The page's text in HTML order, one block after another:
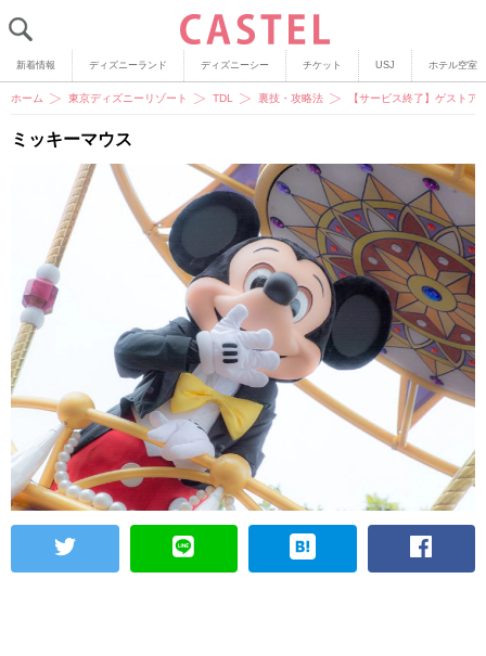
新着情報 ディズニーランド ディズニーシー チケット USJ ホテル空室
ホーム 東京ディズニーリゾート TDL 裏技・攻略法 【サービス終了】ゲスト
ミッキーマウス